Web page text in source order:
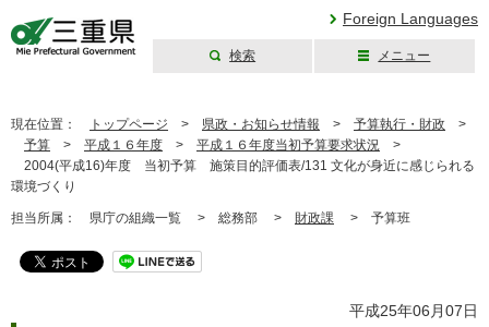
Foreign Languages
検索 メニュー
現在位置： トップページ > 県政・お知らせ情報 > 予算執行・財政 >
予算 > 平成１６年度 > 平成１６年度当初予算要求状況 >
2004(平成16)年度 当初予算 施策目的評価表/131 文化が身近に感じられる
環境づくり
担当所属： 県庁の組織一覧 > 総務部 > 財政課 > 予算班
平成25年06月07日